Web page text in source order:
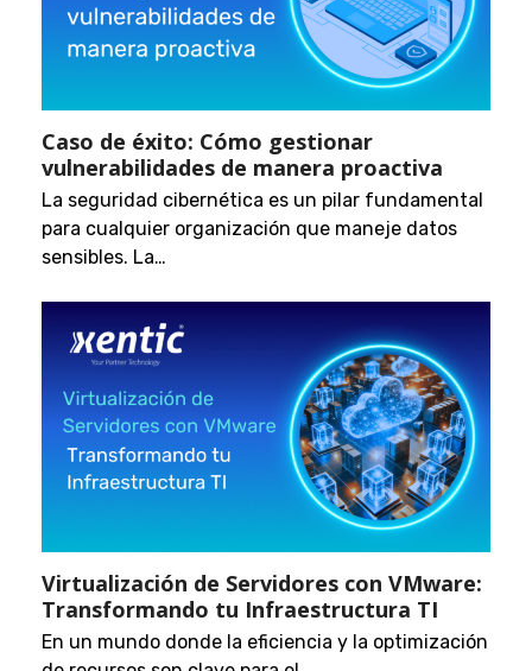
Caso de éxito: Cómo gestionar
vulnerabilidades de manera proactiva
La seguridad cibernética es un pilar fundamental
para cualquier organización que maneje datos
sensibles. La…
Virtualización de Servidores con VMware:
Transformando tu Infraestructura TI
En un mundo donde la eficiencia y la optimización